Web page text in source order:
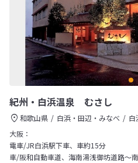
紀州・白浜温泉 むさし
和歌山県 白浜・田辺・みなべ
白
大阪：
電車/JR白浜駅下車、車約15分
車/阪和自動車道、海南湯浅御坊道路～